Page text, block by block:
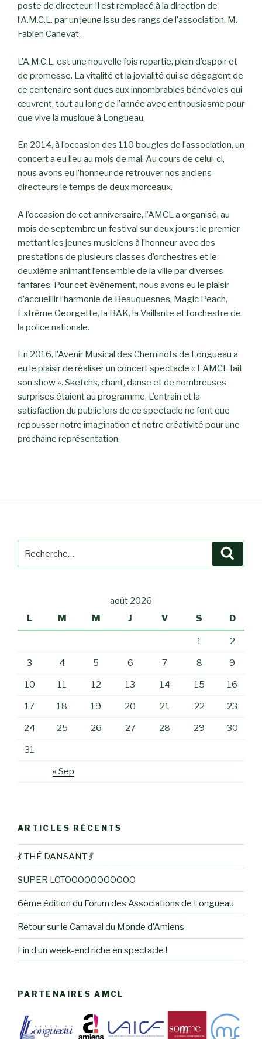
poste de directeur. Il est remplacé à la direction de
l’A.M.C.L. par un jeune issu des rangs de l’association, M.
Fabien Canevat.
L’A.M.C.L. est une nouvelle fois repartie, plein d’espoir et
de promesse. La vitalité et la jovialité qui se dégagent de
ce centenaire sont dues aux innombrables bénévoles qui
œuvrent, tout au long de l’année avec enthousiasme pour
que vive la musique à Longueau.
En 2014, à l’occasion des 110 bougies de l’association, un
concert a eu lieu au mois de mai. Au cours de celui-ci,
nous avons eu l’honneur de retrouver nos anciens
directeurs le temps de deux morceaux.
A l’occasion de cet anniversaire, l’AMCL a organisé, au
mois de septembre un festival sur deux jours : le premier
mettant les jeunes musiciens à l’honneur avec des
prestations de plusieurs classes d’orchestres et le
deuxième animant l’ensemble de la ville par diverses
fanfares. Pour cet événement, nous avons eu le plaisir
d’accueillir l’harmonie de Beauquesnes, Magic Peach,
Extrême Georgette, la BAK, la Vaillante et l’orchestre de
la police nationale.
En 2016, l’Avenir Musical des Cheminots de Longueau a
eu le plaisir de réaliser un concert spectacle « L’AMCL fait
son show ». Sketchs, chant, danse et de nombreuses
surprises étaient au programme. L’entrain et la
satisfaction du public lors de ce spectacle ne font que
repousser notre imagination et notre créativité pour une
prochaine représentation.
août 2026
L
M M J V S D
« Sep
1 2
3 4 5 6 7 8 9
10 11 12 13 14 15 16
17 18 19 20 21 22 23
24 25 26 27 28 29 30
31
ARTICLES RÉCENTS
💃 THÉ DANSANT 💃
SUPER LOTOOOOOOOOOOO
6ème édition du Forum des Associations de Longueau
Retour sur le Carnaval du Monde d’Amiens
Fin d’un week-end riche en spectacle !
PARTENAIRES AMCL